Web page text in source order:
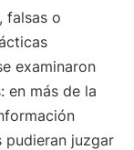
falsas o
examinaron
en más de la
pudieran juzgar